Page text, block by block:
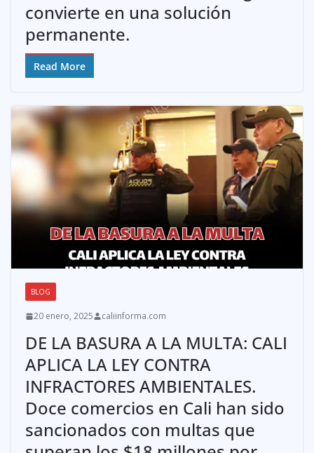
convierte en una solución
permanente.
Read More
BLOG
20 enero, 2025 caliinforma.com
DE LA BASURA A LA MULTA: CALI
APLICA LA LEY CONTRA
INFRACTORES AMBIENTALES.
Doce comercios en Cali han sido
sancionados con multas que